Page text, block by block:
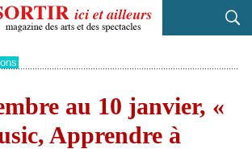
au 10 janvier, «
Apprendre à